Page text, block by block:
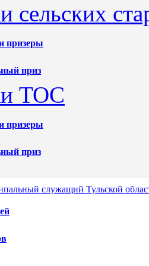
сельских
призеры
приз
ТОС
призеры
приз
служащий Тульской